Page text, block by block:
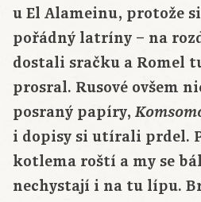
u El Alameinu, protože
pořádný latríny – na
dostali sračku a Romel
prosral. Rusové ovšem
posraný papíry,
i dopisy si utírali prdel.
kotlema roští a my se
nechystají i na tu lípu.